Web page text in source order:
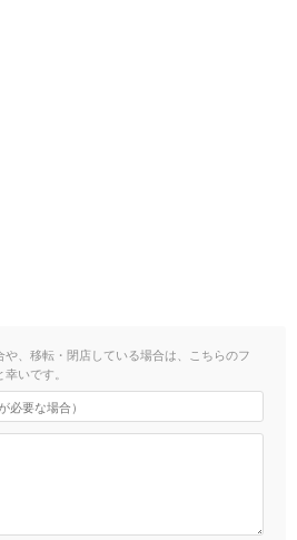
、移転・閉店している場合は、こちらのフ
いです。